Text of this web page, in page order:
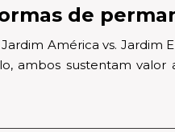
de
América vs.
ambos sustentam